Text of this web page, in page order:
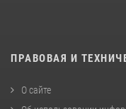
ПРАВОВАЯ И
О сайте